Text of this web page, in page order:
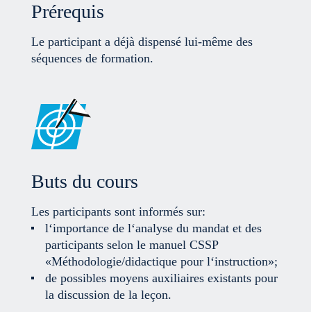
Prérequis
Le participant a déjà dispensé lui-même des
séquences de formation.
Buts du cours
Les participants sont informés sur:
l‘importance de l‘analyse du mandat et des
participants selon le manuel CSSP
«Méthodologie/didactique pour l‘instruction»;
de possibles moyens auxiliaires existants pour
la discussion de la leçon.